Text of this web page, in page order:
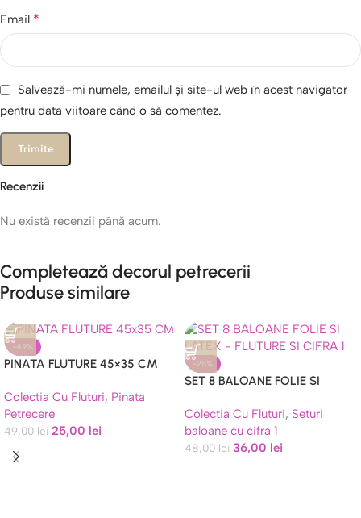
Recenzii
Nu există recenzii până acum.
Email *
Salvează-mi numele, emailul și site-ul web în acest navigator
pentru data viitoare când o să comentez.
Completează decorul petrecerii
Produse similare
-49%
PINATA FLUTURE 45×35 CM
Colectia Cu Fluturi, Pinata
Petrecere
49,00lei 25,00 lei
-25%
SET 8 BALOANE FOLIE SI
Colectia Cu Fluturi, Seturi
baloane cu cifra 1
48,00lei 36,00 lei